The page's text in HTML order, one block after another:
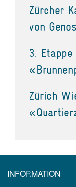
Zürcher
von
3.
Zürich
INFORMATION